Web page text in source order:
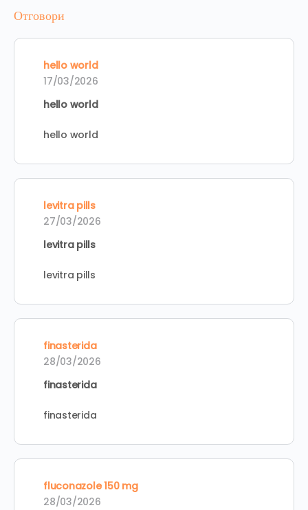
Отговори
hello world
17/03/2026
hello world
hello world
levitra pills
27/03/2026
levitra pills
levitra pills
finasterida
28/03/2026
finasterida
finasterida
fluconazole 150 mg
28/03/2026